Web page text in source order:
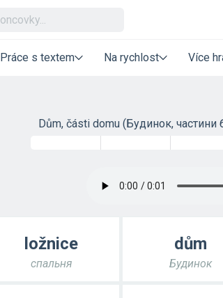
Práce s textem Na rychlost Více
Dům, části domu (Будинок, частини
ložnice
спальня
dům
Будинок